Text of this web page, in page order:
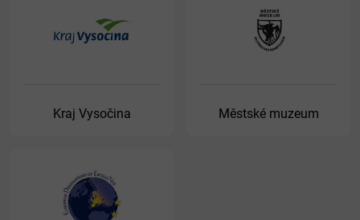
Kraj Vysočina Městské muzeum